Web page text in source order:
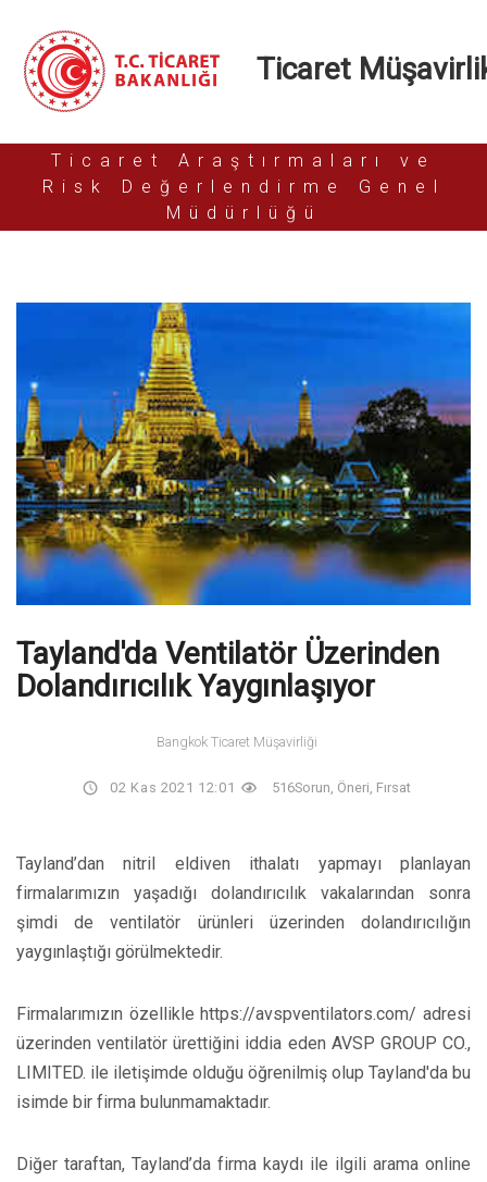
Ticaret
Ticaret Araştırmaları ve
Risk Değerlendirme Genel
Müdürlüğü
Tayland'da Ventilatör Üzerinden
Dolandırıcılık Yaygınlaşıyor
Bangkok Ticaret Müşavirliği
02 Kas 2021 12:01 516Sorun, Öneri, Fırsat
Tayland’dan nitril eldiven ithalatı yapmayı planlayan
firmalarımızın yaşadığı dolandırıcılık vakalarından sonra
şimdi de ventilatör ürünleri üzerinden dolandırıcılığın
yaygınlaştığı görülmektedir.
Firmalarımızın özellikle https://avspventilators.com/ adresi
üzerinden ventilatör ürettiğini iddia eden AVSP GROUP CO.,
LIMITED. ile iletişimde olduğu öğrenilmiş olup Tayland'da bu
isimde bir firma bulunmamaktadır.
Diğer taraftan, Tayland’da firma kaydı ile ilgili arama online